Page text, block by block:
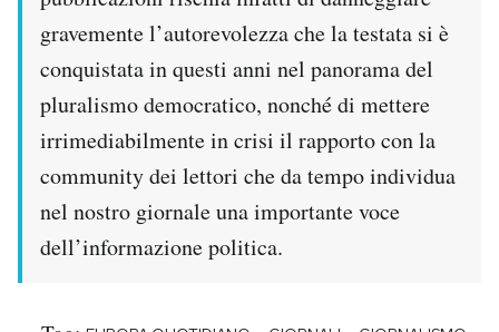
gravemente l’autorevolezza che la testata si è
conquistata in questi anni nel panorama del
pluralismo democratico, nonché di mettere
irrimediabilmente in crisi il rapporto con la
community dei lettori che da tempo individua
nel nostro giornale una importante voce
dell’informazione politica.